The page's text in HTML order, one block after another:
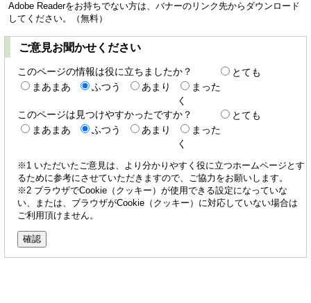
Adobe Readerをお持ちでない方は、バナーのリンク先からダウンロード
してください。（無料）
ご意見お聞かせください
このページの情報は役に立ちましたか？
とても
まあまあ
ふつう あまり
まった
く
このページは見つけやすかったですか？
とても
まあまあ
ふつう あまり
まった
く
※1 いただいたご意見は、より分かりやすく役に立つホームページとす
るために参考にさせていただきますので、ご協力をお願いします。
※2 ブラウザでCookie（クッキー）が使用できる設定になっていな
い、または、ブラウザがCookie（クッキー）に対応していない場合は
ご利用頂けません。